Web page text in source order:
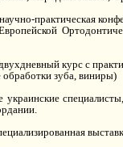
практическая
курс с
зуба, виниры)
украинские